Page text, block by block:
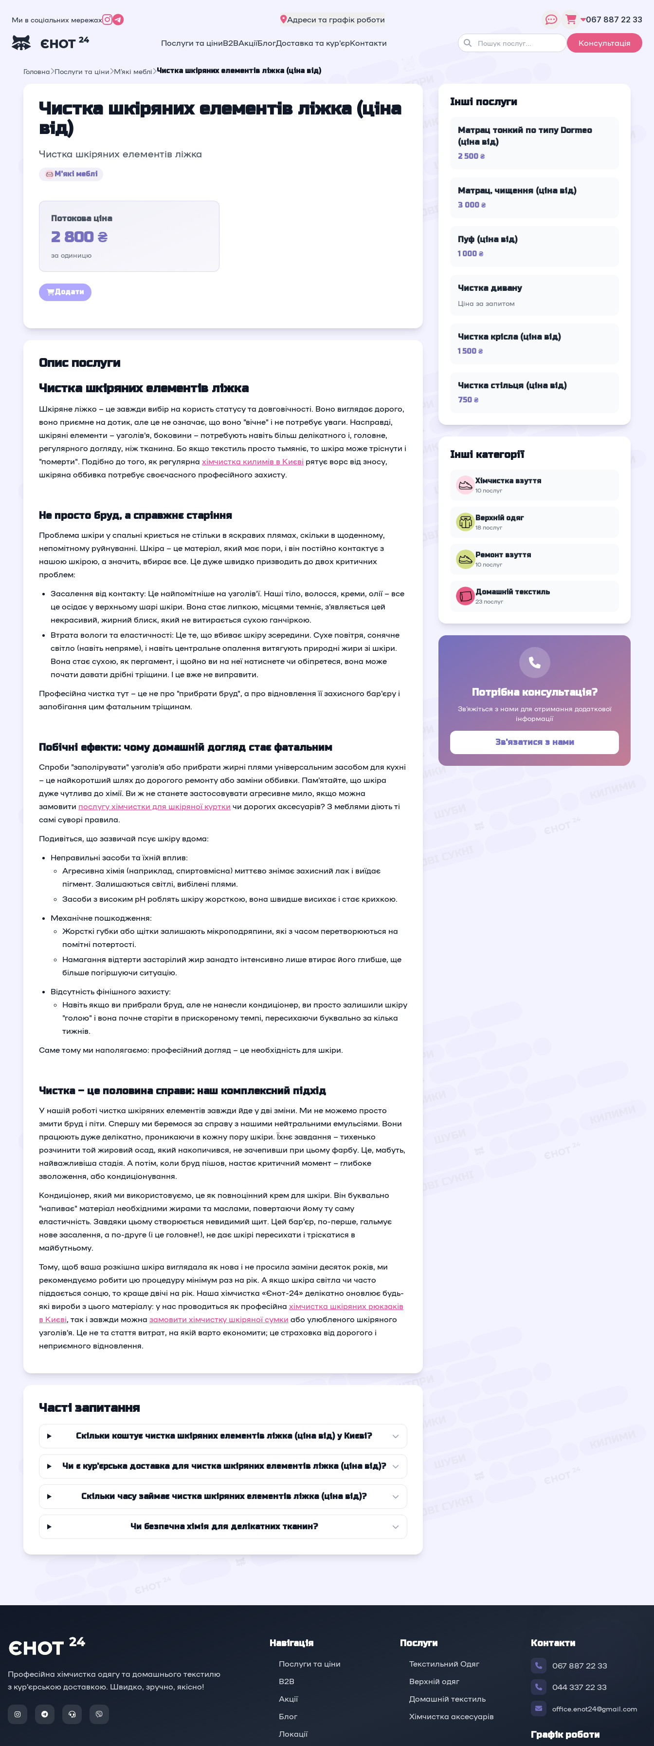
Ми в соціальних мережах Адреси та графік роботи 067 887 22 33
Послуги та ціниB2BАкціїБлогДоставка та кур'єрКонтакти Консультація
Головна Послуги та ціни М'які меблі Чистка шкіряних елементів ліжка (ціна від)
Чистка шкіряних елементів ліжка (ціна
від)
Чистка шкіряних елементів ліжка
М'які меблі
Потокова ціна
2 800 ₴
за одиницю
Додати
Опис послуги
Чистка шкіряних елементів ліжка
Шкіряне ліжко – це завжди вибір на користь статусу та довговічності. Воно виглядає дорого,
воно приємне на дотик, але це не означає, що воно "вічне" і не потребує уваги. Насправді,
шкіряні елементи – узголів'я, боковини – потребують навіть більш делікатного і, головне,
регулярного догляду, ніж тканина. Бо якщо текстиль просто тьмяніє, то шкіра може тріснути і
"померти". Подібно до того, як регулярна хімчистка килимів в Києві рятує ворс від зносу,
шкіряна оббивка потребує своєчасного професійного захисту.
Не просто бруд, а справжнє старіння
Проблема шкіри у спальні криється не стільки в яскравих плямах, скільки в щоденному,
непомітному руйнуванні. Шкіра – це матеріал, який має пори, і він постійно контактує з
нашою шкірою, а значить, вбирає все. Це дуже швидко призводить до двох критичних
проблем:
Засалення від контакту: Це найпомітніше на узголів'ї. Наші тіло, волосся, креми, олії – все
це осідає у верхньому шарі шкіри. Вона стає липкою, місцями темніє, з'являється цей
некрасивий, жирний блиск, який не витирається сухою ганчіркою.
Втрата вологи та еластичності: Це те, що вбиває шкіру зсередини. Сухе повітря, сонячне
світло (навіть непряме), і навіть центральне опалення витягують природні жири зі шкіри.
Вона стає сухою, як пергамент, і щойно ви на неї натиснете чи обіпретеся, вона може
почати давати дрібні тріщини. І це вже не виправити.
Професійна чистка тут – це не про "прибрати бруд", а про відновлення її захисного бар'єру і
запобігання цим фатальним тріщинам.
Побічні ефекти: чому домашній догляд стає фатальним
Спроби "заполірувати" узголів'я або прибрати жирні плями універсальним засобом для кухні
– це найкоротший шлях до дорогого ремонту або заміни оббивки. Пам'ятайте, що шкіра
дуже чутлива до хімії. Ви ж не станете застосовувати агресивне мило, якщо можна
замовити послугу хімчистки для шкіряної куртки чи дорогих аксесуарів? З меблями діють ті
самі суворі правила.
Подивіться, що зазвичай псує шкіру вдома:
Неправильні засоби та їхній вплив:
Агресивна хімія (наприклад, спиртовмісна) миттєво знімає захисний лак і виїдає
пігмент. Залишаються світлі, вибілені плями.
Засоби з високим pH роблять шкіру жорсткою, вона швидше висихає і стає крихкою.
Механічне пошкодження:
Жорсткі губки або щітки залишають мікроподряпини, які з часом перетворюються на
помітні потертості.
Намагання відтерти застарілий жир занадто інтенсивно лише втирає його глибше, ще
більше погіршуючи ситуацію.
Відсутність фінішного захисту:
Навіть якщо ви прибрали бруд, але не нанесли кондиціонер, ви просто залишили шкіру
"голою" і вона почне старіти в прискореному темпі, пересихаючи буквально за кілька
тижнів.
Саме тому ми наполягаємо: професійний догляд – це необхідність для шкіри.
Чистка – це половина справи: наш комплексний підхід
У нашій роботі чистка шкіряних елементів завжди йде у дві зміни. Ми не можемо просто
змити бруд і піти. Спершу ми беремося за справу з нашими нейтральними емульсіями. Вони
працюють дуже делікатно, проникаючи в кожну пору шкіри. Їхнє завдання – тихенько
розчинити той жировий осад, який накопичився, не зачепивши при цьому фарбу. Це, мабуть,
найважливіша стадія. А потім, коли бруд пішов, настає критичний момент – глибоке
зволоження, або кондиціонування.
Кондиціонер, який ми використовуємо, це як повноцінний крем для шкіри. Він буквально
"напиває" матеріал необхідними жирами та маслами, повертаючи йому ту саму
еластичність. Завдяки цьому створюється невидимий щит. Цей бар'єр, по-перше, гальмує
нове засалення, а по-друге (і це головне!), не дає шкірі пересихати і тріскатися в
майбутньому.
Тому, щоб ваша розкішна шкіра виглядала як нова і не просила заміни десяток років, ми
рекомендуємо робити цю процедуру мінімум раз на рік. А якщо шкіра світла чи часто
піддається сонцю, то краще двічі на рік. Наша хімчистка «Єнот-24» делікатно оновлює будь-
які вироби з цього матеріалу: у нас проводиться як професійна хімчистка шкіряних рюкзаків
в Києві, так і завжди можна замовити хімчистку шкіряної сумки або улюбленого шкіряного
узголів'я. Це не та стаття витрат, на якій варто економити; це страховка від дорогого і
неприємного відновлення.
Часті запитання
Скільки коштує чистка шкіряних елементів ліжка (ціна від) у Києві?
Чи є кур'єрська доставка для чистка шкіряних елементів ліжка (ціна від)?
Скільки часу займає чистка шкіряних елементів ліжка (ціна від)?
Чи безпечна хімія для делікатних тканин?
Інші послуги
Матрац тонкий по типу Dormeo
(ціна від)
2 500 ₴
Матрац, чищення (ціна від)
3 000 ₴
Пуф (ціна від)
1 000 ₴
Чистка дивану
Ціна за запитом
Чистка крісла (ціна від)
1 500 ₴
Чистка стільця (ціна від)
750 ₴
Інші категорії
Хімчистка взуття
10 послуг
Верхній oдяг
18 послуг
Ремонт взуття
10 послуг
Домашній текстиль
23 послуг
Потрібна консультація?
Зв'яжіться з нами для отримання додаткової
інформації
Зв'язатися з нами
Професійна хімчистка одягу та домашнього текстилю
з кур'єрською доставкою. Швидко, зручно, якісно!
Навігація
Послуги та ціни
B2B
Акції
Блог
Локації
Послуги
Текстильний Одяг
Верхній oдяг
Домашній текстиль
Хімчистка аксесуарів
Контакти
067 887 22 33
044 337 22 33
office.enot24@gmail.com
Графік роботи